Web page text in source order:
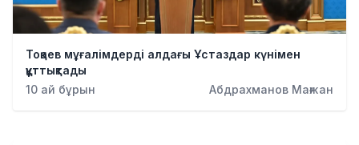
Білім және Ғылым
Ауа райы
Денсаулық
Бизнес
Тоқаев мұғалімдерді алдағы Ұстаздар күнімен
құттықтады
10 ай бұрын
Абдрахманов Мағжан